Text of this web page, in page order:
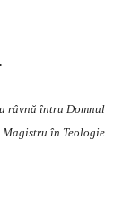
râvnă întru Domnul
în Teologie